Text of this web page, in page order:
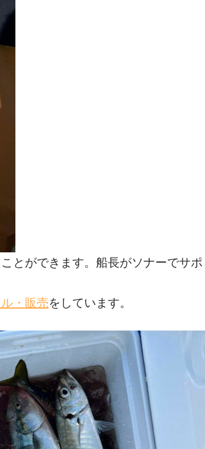
とができます。船長がソナーでサポ
・販売をしています。